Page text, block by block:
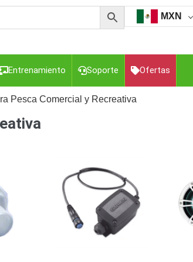
MXN
Entrenamiento Soporte Ofertas
para Computadora y Smartphones
y Brackets para Cámaras
Transceptores de Video
Cable Coaxial y Conectores Cables Armados -
Para Alimentación y Electricidad
Pesca Comercial y Recreativa